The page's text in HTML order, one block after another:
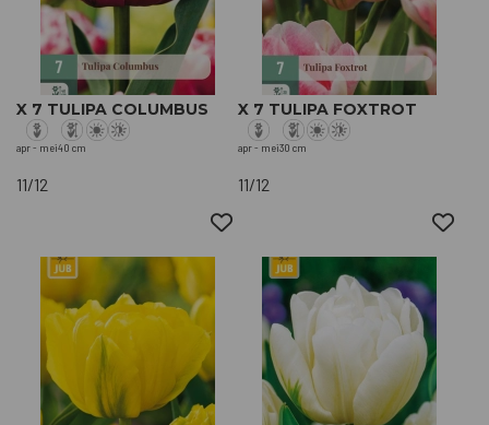
X 7 TULIPA COLUMBUS
apr - mei40 cm
11/12
X 7 TULIPA FOXTROT
apr - mei30 cm
11/12